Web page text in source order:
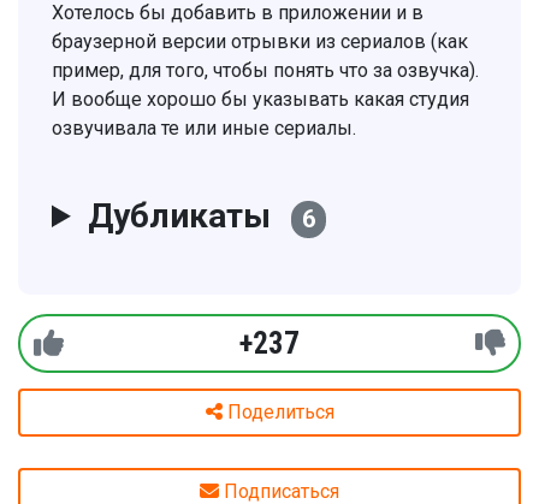
Хотелось бы добавить в приложении и в
браузерной версии отрывки из сериалов (как
пример, для того, чтобы понять что за озвучка).
И вообще хорошо бы указывать какая студия
озвучивала те или иные сериалы.
Дубликаты 6
+237
Поделиться
Подписаться